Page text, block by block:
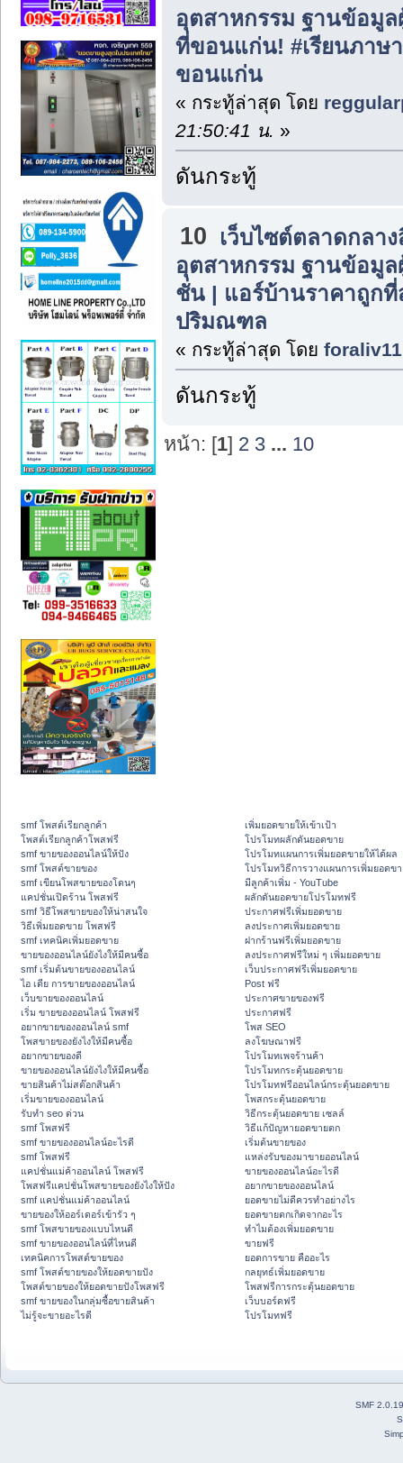
อุตสาหกรรม ฐานข้อมูล
ที่ขอนแก่น! #เรียนภาษ
ขอนแก่น
« กระทู้ล่าสุด โดย
21:50:41 น. »
ดันกระทู้
10
เว็บไซต์ตลาดกลา
อุตสาหกรรม ฐานข้อมูล
ชั่น | แอร์บ้านราคาถูกที่
ปริมณฑล
« กระทู้ล่าสุด โดย foraliv11
ดันกระทู้
หน้า: [1] 2 3 ... 10
smf โพสต์เรียกลูกค้า
โพสต์เรียกลูกค้าโพสฟรี
smf ขายของออนไลน์ให้ปัง
smf โพสต์ขายของ
smf เขียนโพสขายของโดนๆ
แคปชั่นเปิดร้าน โพสฟรี
smf วิธีโพสขายของให้น่าสนใจ
วิธีเพิ่มยอดขาย โพสฟรี
smf เทคนิคเพิ่มยอดขาย
ขายของออนไลน์ยังไงให้มีคนซื้อ
smf เริ่มต้นขายของออนไลน์
ไอ เดีย การขายของออนไลน์
เว็บขายของออนไลน์
เริ่ม ขายของออนไลน์ โพสฟรี
อยากขายของออนไลน์ smf
โพสขายของยังไงให้มีคนซื้อ
อยากขายของดี
ขายของออนไลน์ยังไงให้มีคนซื้อ
ขายสินค้าไม่สต๊อกสินค้า
เริ่มขายของออนไลน์
รับทำ seo ด่วน
smf โพสฟรี
smf ขายของออนไลน์อะไรดี
smf โพสฟรี
แคปชั่นแม่ค้าออนไลน์ โพสฟรี
โพสฟรีแคปชั่นโพสขายของยังไงให้ปัง
smf แคปชั่นแม่ค้าออนไลน์
ขายของให้ออร์เดอร์เข้ารัว ๆ
smf โพสขายของแบบไหนดี
smf ขายของออนไลน์ที่ไหนดี
เทคนิคการโพสต์ขายของ
smf โพสต์ขายของให้ยอดขายปัง
โพสต์ขายของให้ยอดขายปังโพสฟรี
smf ขายของในกลุ่มซื้อขายสินค้า
ไม่รู้จะขายอะไรดี
เพิ่มยอดขายให้เข้าเป้า
โปรโมทผลักดันยอดขาย
โปรโมทแผนการเพิ่มยอดขายให้ได้ผล
โปรโมทวิธีการวางแผนการเพิ่มยอดข
มีลูกค้าเพิ่ม - YouTube
ผลักดันยอดขายโปรโมทฟรี
ประกาศฟรีเพิ่มยอดขาย
ลงประกาศเพิ่มยอดขาย
ฝากร้านฟรีเพิ่มยอดขาย
ลงประกาศฟรีใหม่ ๆ เพิ่มยอดขาย
เว็บประกาศฟรีเพิ่มยอดขาย
Post ฟรี
ประกาศขายของฟรี
ประกาศฟรี
โพส SEO
ลงโฆษณาฟรี
โปรโมทเพจร้านค้า
โปรโมทกระตุ้นยอดขาย
โปรโมทฟรีออนไลน์กระตุ้นยอดขาย
โพสกระตุ้นยอดขาย
วิธีกระตุ้นยอดขาย เซลล์
วิธีแก้ปัญหายอดขายตก
เริ่มต้นขายของ
แหล่งรับของมาขายออนไลน์
ขายของออนไลน์อะไรดี
อยากขายของออนไลน์
ยอดขายไม่ดีควรทำอย่างไร
ยอดขายตกเกิดจากอะไร
ทำไมต้องเพิ่มยอดขาย
ขายฟรี
ยอดการขาย คืออะไร
กลยุทธ์เพิ่มยอดขาย
โพสฟรีการกระตุ้นยอดขาย
เว็บบอร์ดฟรี
โปรโมทฟรี
SMF 2.0.19